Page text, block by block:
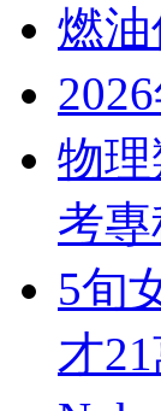
燃
物
考
5旬
才